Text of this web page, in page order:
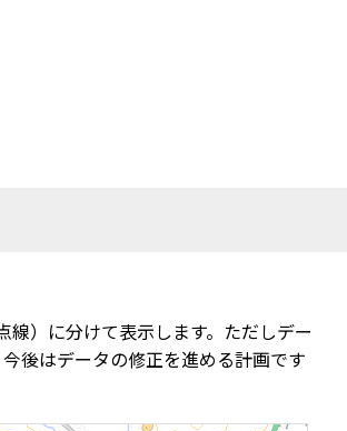
）に分けて表示します。ただしデー
後はデータの修正を進める計画です